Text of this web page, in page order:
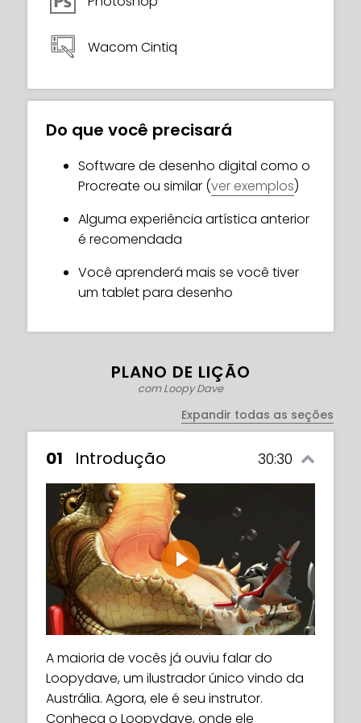
Wacom Cintiq
Do que você precisará
Software de desenho digital como o
Procreate ou similar (ver exemplos)
Alguma experiência artística anterior
é recomendada
Você aprenderá mais se você tiver
um tablet para desenho
PLANO DE LIÇÃO
com Loopy Dave
Expandir todas as seções
01 Introdução 30:30
Play
A maioria de vocês já ouviu falar do
Loopydave, um ilustrador único vindo da
Austrália. Agora, ele é seu instrutor.
Conheça o Loopydave, onde ele